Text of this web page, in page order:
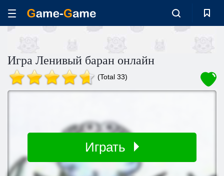
Игра Ленивый баран онлайн
(Total 33)
Играть